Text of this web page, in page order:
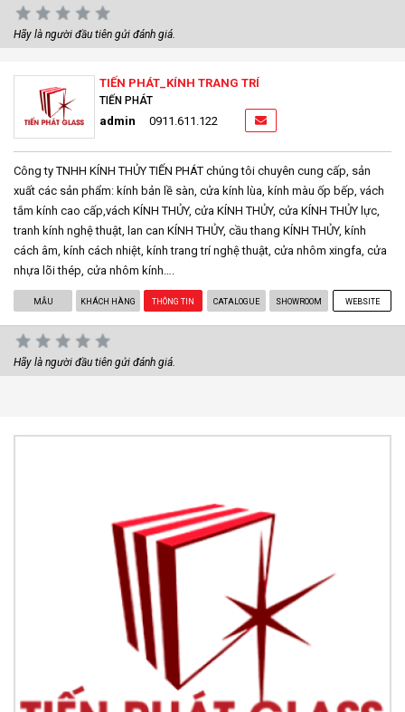
Hãy là người đầu tiên gửi đánh giá.
TIẾN PHÁT_KÍNH TRANG TRÍ
TIẾN PHÁT
admin 0911.611.122
Công ty TNHH KÍNH THỦY TIẾN PHÁT chúng tôi chuyên cung cấp, sản
xuất các sản phẩm: kính bản lề sàn, cửa kính lùa, kính màu ốp bếp, vách
tắm kính cao cấp,vách KÍNH THỦY, cửa KÍNH THỦY, cửa KÍNH THỦY lực,
tranh kính nghệ thuật, lan can KÍNH THỦY, cầu thang KÍNH THỦY, kính
cách âm, kính cách nhiệt, kính trang trí nghệ thuật, cửa nhôm xingfa, cửa
nhựa lõi thép, cửa nhôm kính….
MẪU KHÁCH HÀNG THÔNG TIN CATALOGUE SHOWROOM WEBSITE
Hãy là người đầu tiên gửi đánh giá.